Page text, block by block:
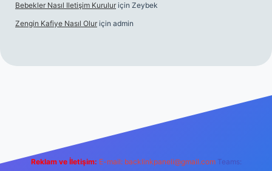
Bebekler Nasıl Iletişim Kurulur için Zeybek
Zengin Kafiye Nasıl Olur için admin
Reklam ve İletişim: E-mail: backlinkpaneli@gmail.com Teams: